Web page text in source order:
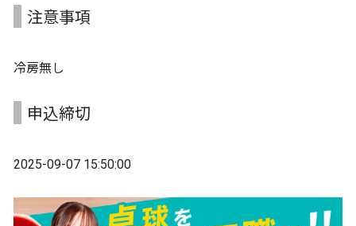
注意事項
冷房無し
申込締切
2025-09-07 15:50:00